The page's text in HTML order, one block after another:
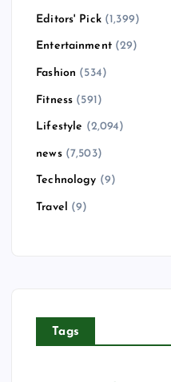
Editors' Pick(1,399)
Entertainment(29)
Fashion (534)
Fitness (591)
Lifestyle (2,094)
news(7,503)
Technology (9)
Travel (9)
Tags